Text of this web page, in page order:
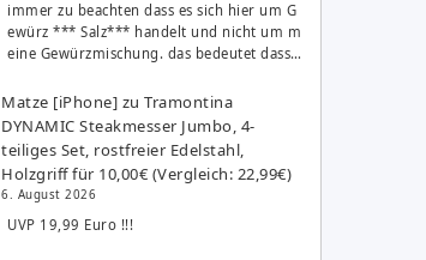
immer zu beachten dass es sich hier um G
ewürz *** Salz*** handelt und nicht um m
eine Gewürzmischung. das bedeutet dass…
Matze [iPhone] zuTramontina
DYNAMIC Steakmesser Jumbo, 4-
teiliges Set, rostfreier Edelstahl,
Holzgriff für 10,00€ (Vergleich: 22,99€)
6. August 2026
UVP 19,99 Euro !!!